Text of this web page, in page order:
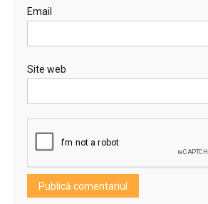
Email
Site web